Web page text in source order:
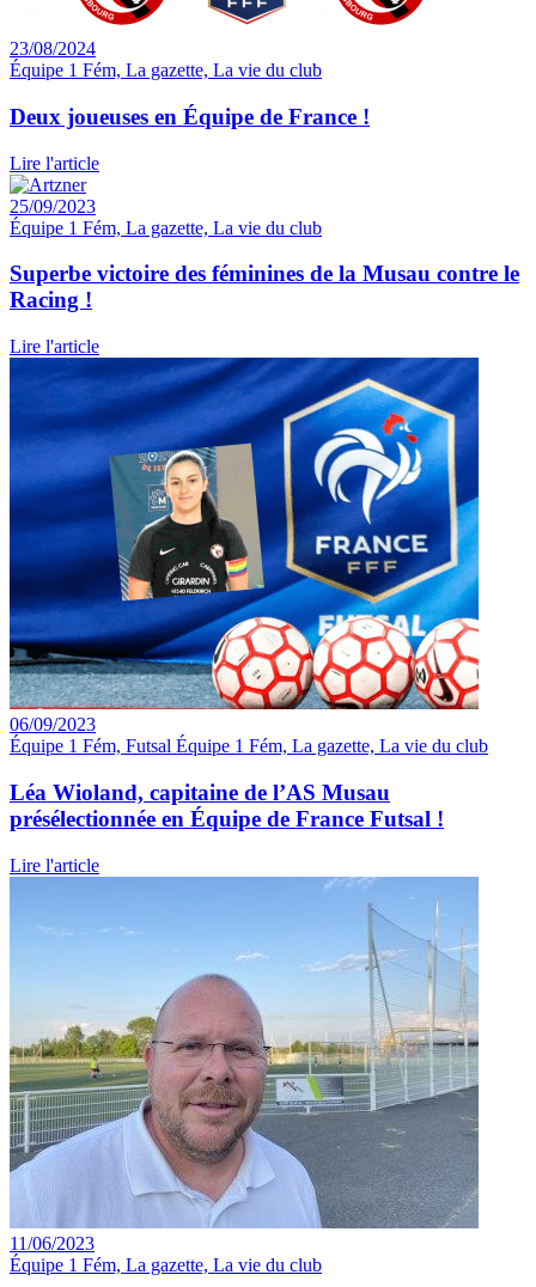
23/08/2024
Équipe 1 Fém, La gazette, La vie du club
Deux joueuses en Équipe de France !
Lire l'article
25/09/2023
Équipe 1 Fém, La gazette, La vie du club
Superbe victoire des féminines de la Musau contre le
Racing !
Lire l'article
06/09/2023
Équipe 1 Fém, Futsal Équipe 1 Fém, La gazette, La vie du club
Léa Wioland, capitaine de l’AS Musau
présélectionnée en Équipe de France Futsal !
Lire l'article
11/06/2023
Équipe 1 Fém, La gazette, La vie du club